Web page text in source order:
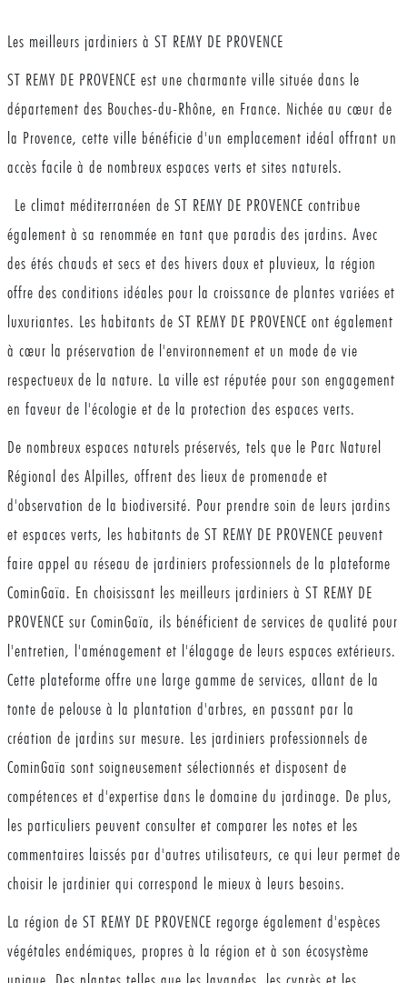
Les meilleurs jardiniers à ST REMY DE PROVENCE
ST REMY DE PROVENCE est une charmante ville située dans le
département des Bouches-du-Rhône, en France. Nichée au cœur de
la Provence, cette ville bénéficie d'un emplacement idéal offrant un
accès facile à de nombreux espaces verts et sites naturels.
Le climat méditerranéen de ST REMY DE PROVENCE contribue
également à sa renommée en tant que paradis des jardins. Avec
des étés chauds et secs et des hivers doux et pluvieux, la région
offre des conditions idéales pour la croissance de plantes variées et
luxuriantes. Les habitants de ST REMY DE PROVENCE ont également
à cœur la préservation de l'environnement et un mode de vie
respectueux de la nature. La ville est réputée pour son engagement
en faveur de l'écologie et de la protection des espaces verts.
De nombreux espaces naturels préservés, tels que le Parc Naturel
Régional des Alpilles, offrent des lieux de promenade et
d'observation de la biodiversité. Pour prendre soin de leurs jardins
et espaces verts, les habitants de ST REMY DE PROVENCE peuvent
faire appel au réseau de jardiniers professionnels de la plateforme
CominGaïa. En choisissant les meilleurs jardiniers à ST REMY DE
PROVENCE sur CominGaïa, ils bénéficient de services de qualité pour
l'entretien, l'aménagement et l'élagage de leurs espaces extérieurs.
Cette plateforme offre une large gamme de services, allant de la
tonte de pelouse à la plantation d'arbres, en passant par la
création de jardins sur mesure. Les jardiniers professionnels de
CominGaïa sont soigneusement sélectionnés et disposent de
compétences et d'expertise dans le domaine du jardinage. De plus,
les particuliers peuvent consulter et comparer les notes et les
commentaires laissés par d'autres utilisateurs, ce qui leur permet de
choisir le jardinier qui correspond le mieux à leurs besoins.
La région de ST REMY DE PROVENCE regorge également d'espèces
végétales endémiques, propres à la région et à son écosystème
unique. Des plantes telles que les lavandes, les cyprès et les